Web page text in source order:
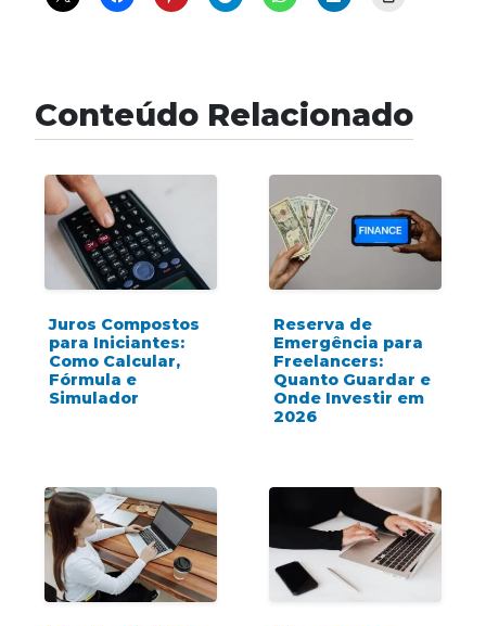
Conteúdo Relacionado
Juros Compostos
para Iniciantes:
Como Calcular,
Fórmula e
Simulador
Reserva de
Emergência para
Freelancers:
Quanto Guardar e
Onde Investir em
2026